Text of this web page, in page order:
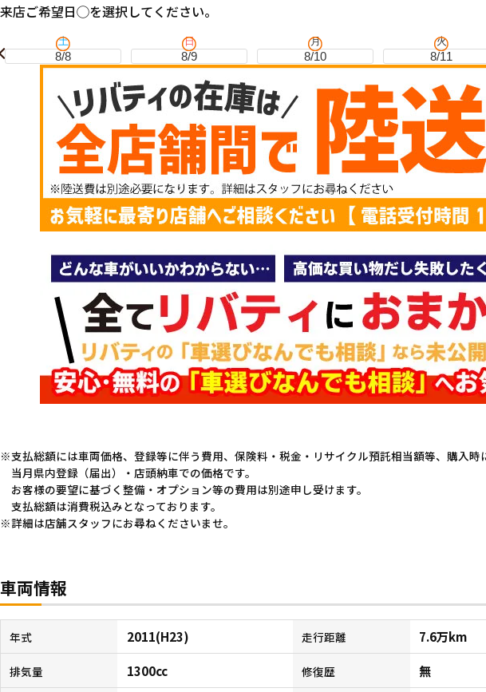
来店ご希望日◯を選択してください。
土
8/8
日
8/9
月
8/10
火
8/11
支払総額には車両価格、登録等に伴う費用、保険料・税金・リサイクル預託相当額等、購入時
当月県内登録（届出）・店頭納車での価格です。
お客様の要望に基づく整備・オプション等の費用は別途申し受けます。
支払総額は消費税込みとなっております。
詳細は店舗スタッフにお尋ねくださいませ。
車両情報
年式 2011(H23) 走行距離 7.6万km
排気量 1300cc 修復歴 無